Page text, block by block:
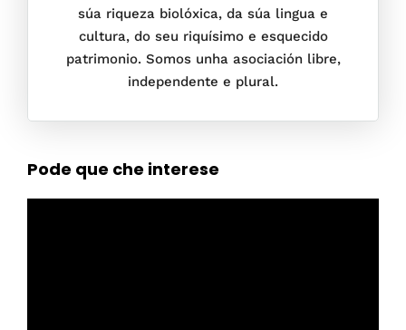
súa riqueza biolóxica, da súa lingua e
cultura, do seu riquísimo e esquecido
patrimonio. Somos unha asociación libre,
independente e plural.
Pode que che interese